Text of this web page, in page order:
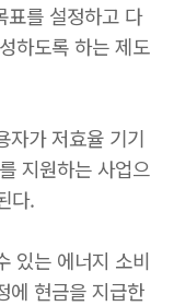
를 설정하고 다
하도록 하는 제도
자가 저효율 기기
지원하는 사업으
다.
있는 에너지 소비
에 현금을 지급한